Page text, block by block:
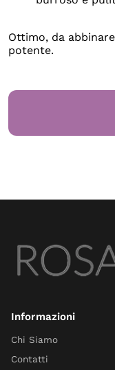
Ottimo, da
potente.
Informazioni
Chi Siamo
Contatti